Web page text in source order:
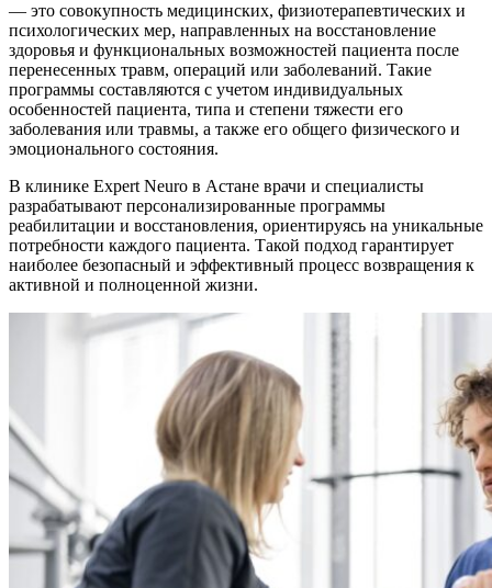
— это совокупность медицинских, физиотерапевтических и
психологических мер, направленных на восстановление
здоровья и функциональных возможностей пациента после
перенесенных травм, операций или заболеваний. Такие
программы составляются с учетом индивидуальных
особенностей пациента, типа и степени тяжести его
заболевания или травмы, а также его общего физического и
эмоционального состояния.
В клинике Expert Neuro в Астане врачи и специалисты
разрабатывают персонализированные программы
реабилитации и восстановления, ориентируясь на уникальные
потребности каждого пациента. Такой подход гарантирует
наиболее безопасный и эффективный процесс возвращения к
активной и полноценной жизни.